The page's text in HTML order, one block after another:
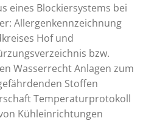
eines Blockiersystems bei
Allergenkennzeichnung
Hof und
bzw.
Wasserrecht Anlagen zum
Stoffen
Temperaturprotokoll
Kühleinrichtungen